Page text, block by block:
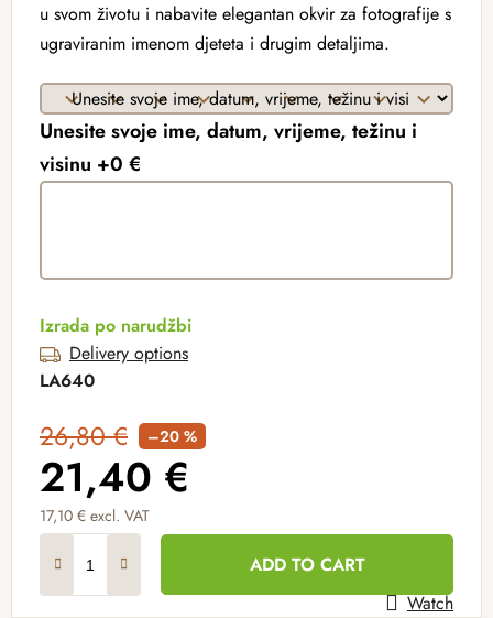
u svom životu i nabavite elegantan okvir za fotografije s
ugraviranim imenom djeteta i drugim detaljima.
Unesite svoje ime, datum, vrijeme, težinu i
visinu +0 €
Izrada po narudžbi
Delivery options
LA640
26,80 € –20 %
21,40 €
17,10 € excl. VAT
ADD TO CART
Watch